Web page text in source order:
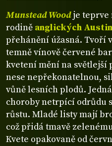
Munstead Woodje teprve
rodině anglických
přehánění úžasná. Tvoří
temně vínově červené
kvetení mění na světlejší
nese nepřekonatelnou,
vůně lesních plodů.
choroby netrpící odrůdu
růstu. Mladé listy mají
což přidá tmavě
Kvete opakovaně od